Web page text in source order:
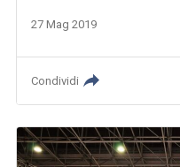
27 Mag 2019
Condividi